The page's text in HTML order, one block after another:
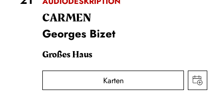
CARMEN
Georges Bizet
Großes Haus
Karten